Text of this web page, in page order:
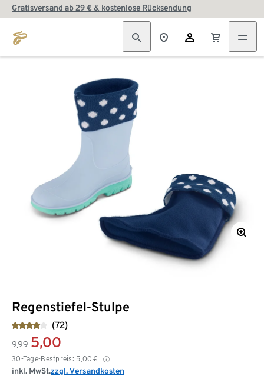
Gratisversand ab 29 € & kostenlose Rücksendung
Regenstiefel-Stulpe
(72)
9,99 5,00
30-Tage-Bestpreis: 5,00 €
inkl. MwSt.zzgl. Versandkosten